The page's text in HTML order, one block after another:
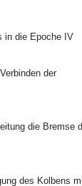
in die Epoche IV
der
die Bremse
des Kolbens